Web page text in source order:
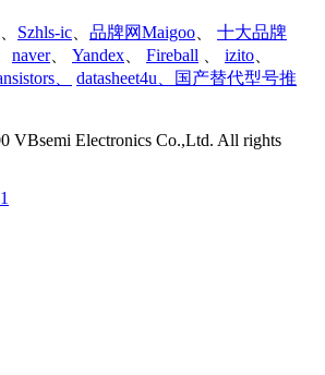
Szhls-ic 品牌网Maigoo
十大品牌
naver、 Yandex Fireball izito
datasheet4u、国产替代型号推
VBsemi Electronics Co.,Ltd. All rights